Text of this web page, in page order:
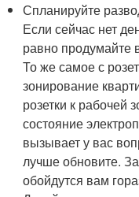
Спланируйте
Если сейчас нет
равно продумайте
То же самое с
зонирование
розетки к рабочей
состояние
вызывает у вас
лучше обновите.
обойдутся вам